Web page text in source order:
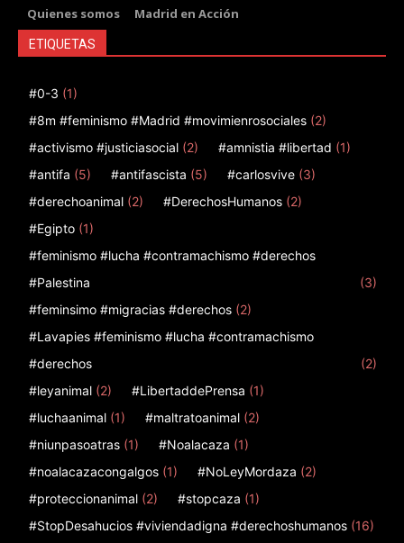
Quienes somos Madrid en Acción
ETIQUETAS
#0-3 (1)
#8m #feminismo #Madrid #movimienrosociales (2)
#activismo #justiciasocial (2) #amnistia #libertad (1)
#antifa (5) #antifascista (5) #carlosvive (3)
#derechoanimal (2) #DerechosHumanos (2)
#Egipto (1)
#feminismo #lucha #contramachismo #derechos
#Palestina
(3)
#feminsimo #migracias #derechos (2)
#Lavapies #feminismo #lucha #contramachismo
#derechos
(2)
#leyanimal (2) #LibertaddePrensa (1)
#luchaanimal (1) #maltratoanimal (2)
#niunpasoatras (1) #Noalacaza (1)
#noalacazacongalgos (1) #NoLeyMordaza (2)
#proteccionanimal (2) #stopcaza (1)
#StopDesahucios #viviendadigna #derechoshumanos (16)